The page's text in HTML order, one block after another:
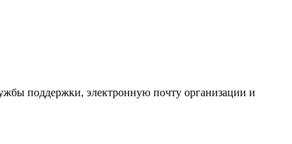
поддержки, электронную почту организации и